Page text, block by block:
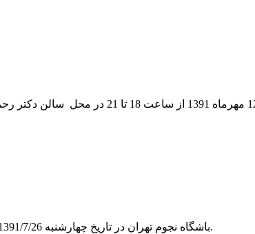
باشگاه نجوم تهران در تاریخ چهارشنبه 1391/7/26 در آمفی تئاتر مرکزی دانشکده فیزیک دانشگاه تهران برگزار خواهد شد.